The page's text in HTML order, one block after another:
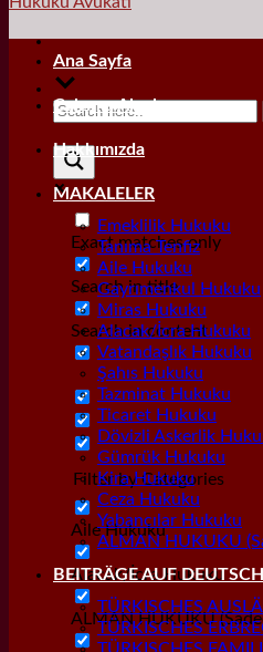
Exact matches only
Search in title
Search in content
Filter by Categories
Aile Hukuku
Alacak/İcra Hukuku
ALMAN HUKUKU
Ana Sayfa
Çalışma Alanları
Hakkımızda
MAKALELER
Emeklilik Hukuku
Tanıma Tenfiz
Aile Hukuku
Gayrımenkul Hukuku
Miras Hukuku
Alacak/İcra Hukuku
Vatandaşlık Hukuku
Şahıs Hukuku
Tazminat Hukuku
Ticaret Hukuku
Dövizli Askerlik
Gümrük Hukuku
Kira Hukuku
Ceza Hukuku
Yabancılar Hukuku
ALMAN HUKUKU
BEITRÄGE AUF DEUTSCH
TÜRKISCHES
TÜRKISCHES